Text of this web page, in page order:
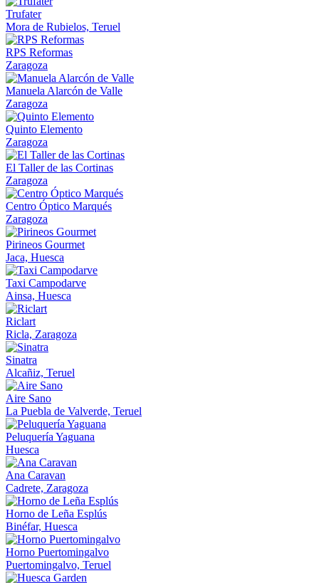
Trufater
Mora de Rubielos, Teruel
RPS Reformas
Zaragoza
Manuela Alarcón de Valle
Zaragoza
Quinto Elemento
Zaragoza
El Taller de las Cortinas
Zaragoza
Centro Óptico Marqués
Zaragoza
Pirineos Gourmet
Jaca, Huesca
Taxi Campodarve
Ainsa, Huesca
Riclart
Ricla, Zaragoza
Sinatra
Alcañiz, Teruel
Aire Sano
La Puebla de Valverde, Teruel
Peluquería Yaguana
Huesca
Ana Caravan
Cadrete, Zaragoza
Horno de Leña Esplús
Binéfar, Huesca
Horno Puertomingalvo
Puertomingalvo, Teruel